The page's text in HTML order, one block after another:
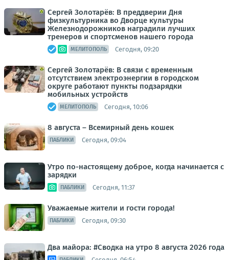
Сергей Золотарёв: В преддверии Дня
физкультурника во Дворце культуры
Железнодорожников наградили лучших
тренеров и спортсменов нашего города
МЕЛИТОПОЛЬ Сегодня, 09:20
Сергей Золотарёв: В связи с временным
отсутствием электроэнергии в городском
округе работают пункты подзарядки
мобильных устройств
МЕЛИТОПОЛЬ Сегодня, 10:06
8 августа – Всемирный день кошек
ПАБЛИКИ Сегодня, 09:04
Утро по-настоящему доброе, когда начинается с
зарядки
ПАБЛИКИ Сегодня, 11:37
Уважаемые жители и гости города!
ПАБЛИКИ Сегодня, 09:30
Два майора: #Сводка на утро 8 августа 2026 года